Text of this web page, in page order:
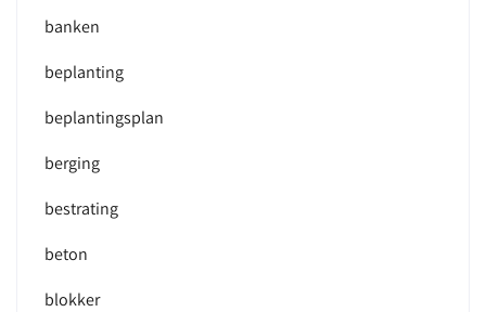
banken
beplanting
beplantingsplan
berging
bestrating
beton
blokker